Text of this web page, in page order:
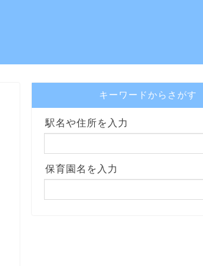
キーワードからさがす
駅名や住所を入力
保育園名を入力